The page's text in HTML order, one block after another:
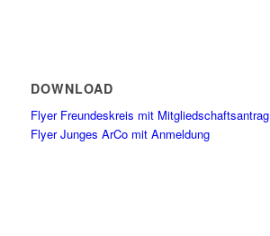
DOWNLOAD
Flyer Freundeskreis mit Mitgliedschaftsantrag
Flyer Junges ArCo mit Anmeldung